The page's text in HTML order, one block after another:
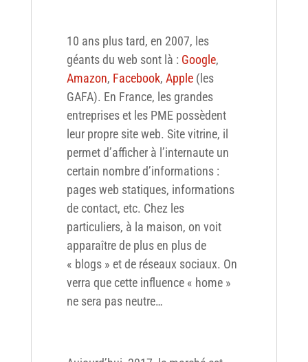
10 ans plus tard, en 2007, les
géants du web sont là : Google,
Amazon, Facebook, Apple(les
GAFA). En France, les grandes
entreprises et les PME possèdent
leur propre site web. Site vitrine, il
permet d’afficher à l’internaute un
certain nombre d’informations :
pages web statiques, informations
de contact, etc. Chez les
particuliers, à la maison, on voit
apparaître de plus en plus de
« blogs » et de réseaux sociaux. On
verra que cette influence « home »
ne sera pas neutre…